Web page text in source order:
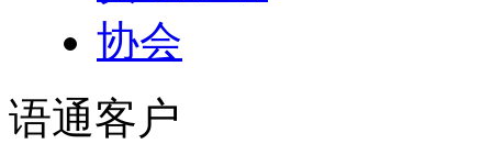
语通客户